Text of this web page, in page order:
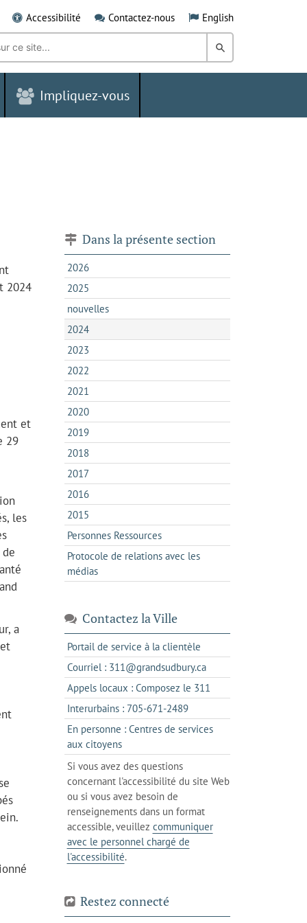
Accessibilité Contactez-nous English
Rechercher
dans
Grand
Impliquez-vous
2024
et
29
les
a
Dans la présente section
2026
2025
nouvelles
2024
2023
2022
2021
2020
2019
2018
2017
2016
2015
Personnes Ressources
Protocole de relations avec les
médias
Contactez la Ville
Portail de service à la clientèles'ouvre
dans
un
nouvel
Courriel : 311@grandsudbury.cas'ouvre
dans
votre
de
Appels locaux : Composez le 311
dans
un
client
téléphone
Interurbains : 705-671-2489s'ouvre
dans
client
votre
En personne : Centres de services
aux citoyenss'ouvre
dans
l'onglet
actuel
Si vous avez des questions
concernant l'accessibilité du site Web
ou si vous avez besoin de
renseignements dans un format
accessible, veuillez communiquer
avec le personnel chargé de
l'accessibilité.
Restez connecté